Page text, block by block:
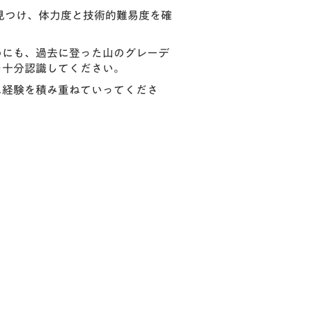
け、体力度と技術的難易度を確
も、過去に登った山のグレーデ
分認識してください。
験を積み重ねていってくださ